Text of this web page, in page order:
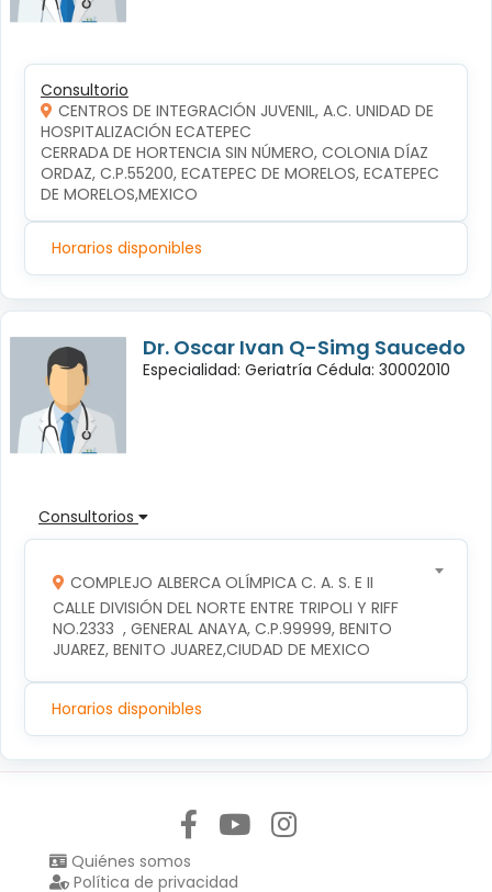
Consultorio
CENTROS DE INTEGRACIÓN JUVENIL, A.C. UNIDAD DE
HOSPITALIZACIÓN ECATEPEC
CERRADA DE HORTENCIA SIN NÚMERO, COLONIA DÍAZ
ORDAZ, C.P.55200, ECATEPEC DE MORELOS, ECATEPEC
DE MORELOS,MEXICO
Horarios disponibles
Dr. Oscar Ivan Q-Simg Saucedo
Especialidad: Geriatría Cédula: 30002010
Consultorios
COMPLEJO ALBERCA OLÍMPICA C. A. S. E II
CALLE DIVISIÓN DEL NORTE ENTRE TRIPOLI Y RIFF
NO.2333  , GENERAL ANAYA, C.P.99999, BENITO
JUAREZ, BENITO JUAREZ,CIUDAD DE MEXICO
Horarios disponibles
Quiénes somos
Política de privacidad